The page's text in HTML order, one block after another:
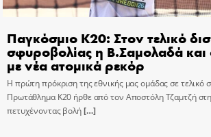
Παγκόσμιο Κ20: Στον τελικό
σφυροβολίας η Β.Σαμολαδά και
με νέα ατομικά ρεκόρ
Η πρώτη πρόκριση της εθνικής μας ομάδας σε τελικό
Πρωτάθλημα Κ20 ήρθε από τον Αποστόλη Τζαμτζή
πετυχένοντας βολή[…]